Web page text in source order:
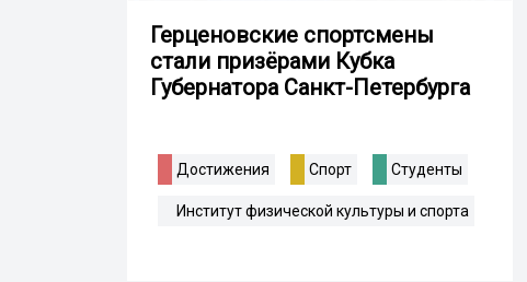
Герценовские спортсмены
стали призёрами Кубка
Губернатора Санкт-Петербурга
Достижения Спорт Студенты
Институт физической культуры и спорта